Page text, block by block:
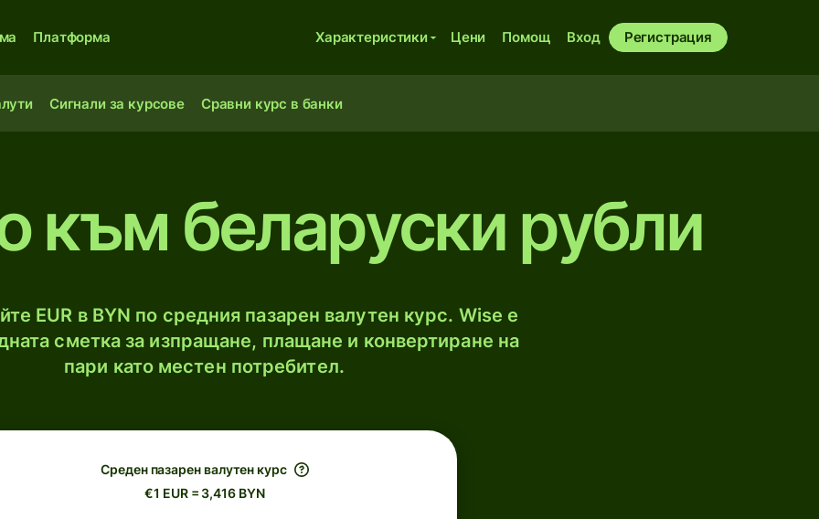
Платформа Характеристики Цени Помощ Вход Регистрация
Сигнали за курсове Сравни курс в банки
към беларуски рубли
EUR в BYN по средния пазарен валутен курс. Wise е
сметка за изпращане, плащане и конвертиране на
пари като местен потребител.
Среден пазарен валутен курс
€1 EUR = 3,416 BYN